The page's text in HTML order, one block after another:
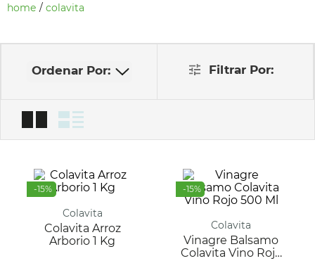
colavita
-15%
Colavita
Colavita Arroz
Arborio 1 Kg
-15%
Colavita
Vinagre Balsamo
Colavita Vino Rojo